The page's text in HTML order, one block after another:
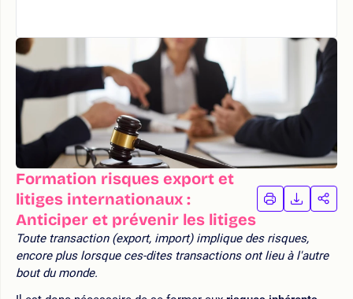
Formation risques export et
litiges internationaux :
Anticiper et prévenir les litiges
IMPRIMER
LA
LA
Toute transaction (export, import) implique des risques,
encore plus lorsque ces-dites transactions ont lieu à l'autre
bout du monde.